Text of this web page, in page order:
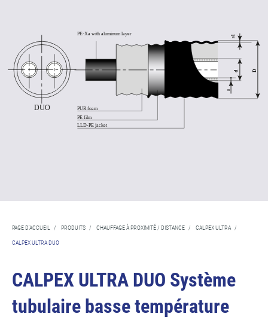
PAGE D'ACCUEIL / PRODUITS / CHAUFFAGE À PROXIMITÉ / DISTANCE / CALPEX ULTRA /
CALPEX ULTRA DUO
CALPEX ULTRA DUO Système
tubulaire basse température